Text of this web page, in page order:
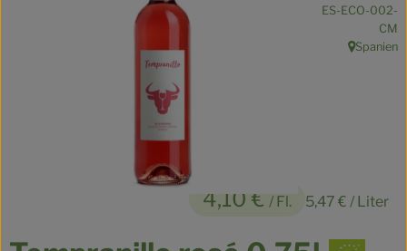
4,10 € / Fl. 5,47 € / Liter
, Kontrollstelle:
ES-ECO-002-
CM
, Herkunft:
Spanien